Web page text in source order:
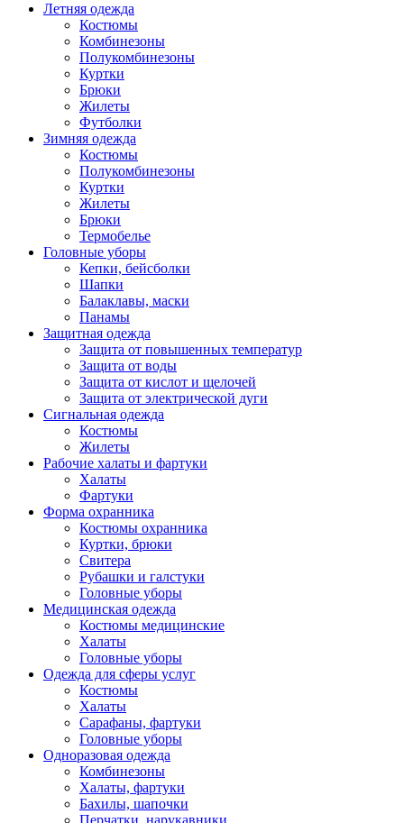
Летняя одежда
Костюмы
Комбинезоны
Полукомбинезоны
Куртки
Брюки
Жилеты
Футболки
Зимняя одежда
Костюмы
Полукомбинезоны
Куртки
Жилеты
Брюки
Термобелье
Головные уборы
Кепки, бейсболки
Шапки
Балаклавы, маски
Панамы
Защитная одежда
Защита от повышенных температур
Защита от воды
Защита от кислот и щелочей
Защита от электрической дуги
Сигнальная одежда
Костюмы
Жилеты
Рабочие халаты и фартуки
Халаты
Фартуки
Форма охранника
Костюмы охранника
Куртки, брюки
Свитера
Рубашки и галстуки
Головные уборы
Медицинская одежда
Костюмы медицинские
Халаты
Головные уборы
Одежда для сферы услуг
Костюмы
Халаты
Сарафаны, фартуки
Головные уборы
Одноразовая одежда
Комбинезоны
Халаты, фартуки
Бахилы, шапочки